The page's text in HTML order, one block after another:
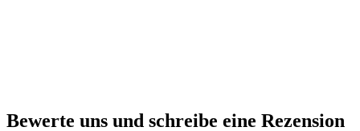
Bewerte uns und schreibe eine Rezension